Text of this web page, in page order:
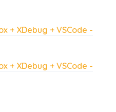
+ XDebug + VSCode -
+ XDebug + VSCode -